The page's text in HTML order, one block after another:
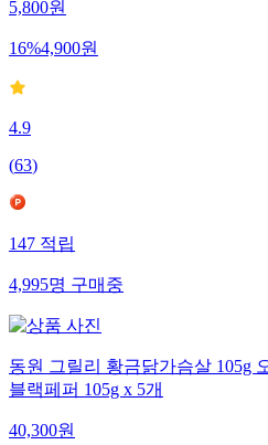
5,800원
16%4,900원
4.9
(63)
147적립
4,995명구매중
동원 그릴리 황금닭가슴살 105g
블랙페퍼 105g x 5개
40,300원